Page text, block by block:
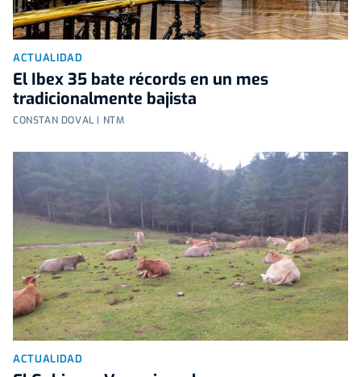
ACTUALIDAD
El Ibex 35 bate récords en un mes
tradicionalmente bajista
CONSTAN DOVAL | NTM
ACTUALIDAD